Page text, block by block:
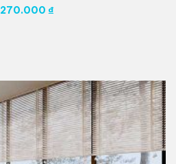
Giá
270.000 ₫Giá